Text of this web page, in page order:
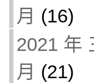
月 (16)
2021 年
月 (21)